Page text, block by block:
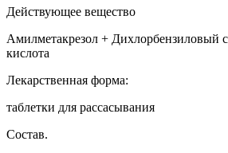
Действующее вещество
Амилметакрезол + Дихлорбензиловый
кислота
Лекарственная форма:
таблетки для рассасывания
Состав.